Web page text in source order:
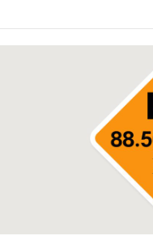
دشین سەرەدانا گوندیێن خو بکەن